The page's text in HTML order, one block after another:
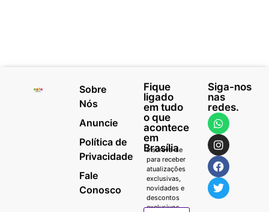
Sobre
Nós
Anuncie
Política de
Privacidade
Fale
Conosco
Fique
ligado
em tudo
o que
acontece
em
Brasília
Inscreva-se
para receber
atualizações
exclusivas,
novidades e
descontos
exclusivos.
Siga-nos
nas
redes.